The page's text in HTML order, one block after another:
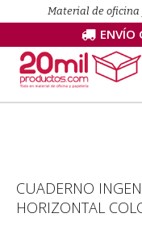
Material de oficina
ENVÍO
CUADERNO
HORIZONTAL